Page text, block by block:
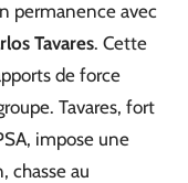
permanence avec
Tavares. Cette
de force
Tavares, fort
impose une
chasse au